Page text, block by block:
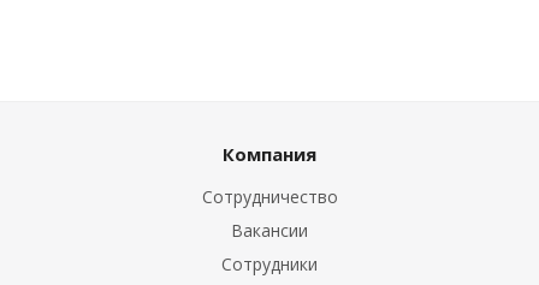
Компания
Сотрудничество
Вакансии
Сотрудники